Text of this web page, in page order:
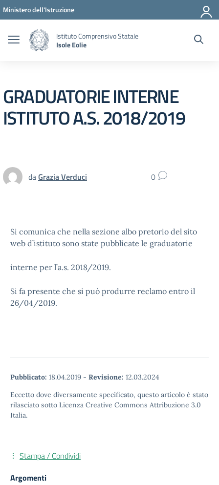
Vai ai contenuti
Vai al menu di navigazione
Vai al footer
Ministero dell'Istruzione
Istituto Comprensivo Statale
Isole Eolie
GRADUATORIE INTERNE
ISTITUTO A.S. 2018/2019
daGrazia Verduci 0
Si comunica che nella sezione albo pretorio del sito
web d’istituto sono state pubblicate le graduatorie
interne per l’a.s. 2018/2019.
Si fa presente che si può produrre reclamo entro il
26/04/2019.
Pubblicato: 18.04.2019 - Revisione: 12.03.2024
Eccetto dove diversamente specificato, questo articolo è stato
rilasciato sotto Licenza Creative Commons Attribuzione 3.0
Italia.
Stampa / Condividi
Argomenti